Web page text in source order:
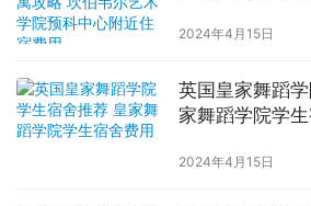
2024年4月15日
英国皇家舞蹈
家舞蹈学院学
2024年4月15日